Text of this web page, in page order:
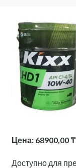
Цена: 68900,00₸
Доступно для